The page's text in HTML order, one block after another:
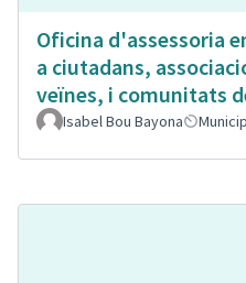
Oficina d'assessoria
a ciutadans,
veïnes, i comunitats
Isabel Bou Bayona